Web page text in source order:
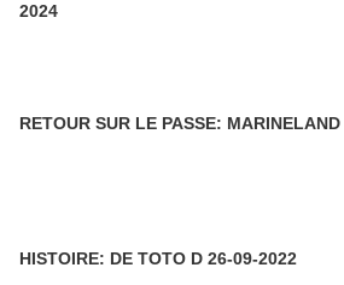
2024
HISTOIRE: DE TOTO D 26-09-2022